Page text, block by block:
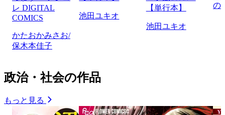
レ DIGITAL
COMICS
かたおかみさお/
保木本佳子
池田ユキオ
【単行本】
池田ユキオ
の
政治・社会の作品
もっと見る